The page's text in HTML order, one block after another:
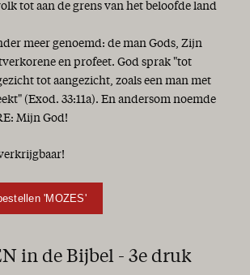
tot aan de grens van het beloofde land
meer genoemd: de man Gods, Zijn
en profeet. God sprak "tot
tot aangezicht, zoals een man met
(Exod. 33:11a). En andersom noemde
Mijn God!
'MOZES'
in de Bijbel - 3e druk